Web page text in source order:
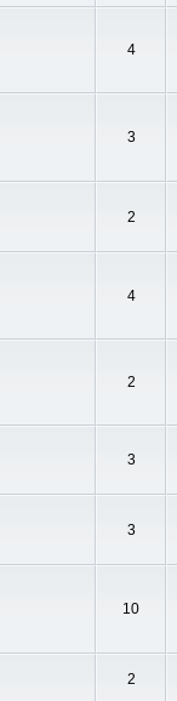
4
3
2
4
2
3
3
10
2